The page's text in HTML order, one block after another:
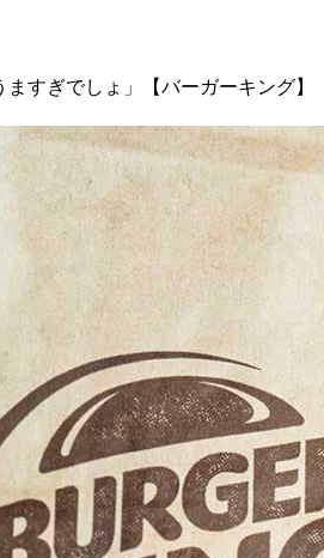
ますぎでしょ」【バーガーキング】